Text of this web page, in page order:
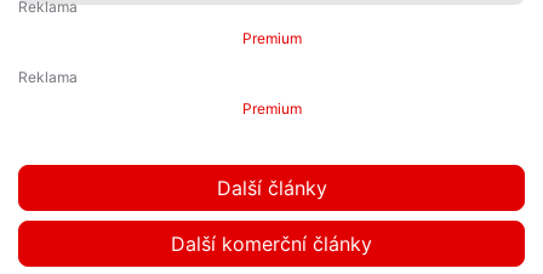
Premium
Premium
Další články
Další komerční články